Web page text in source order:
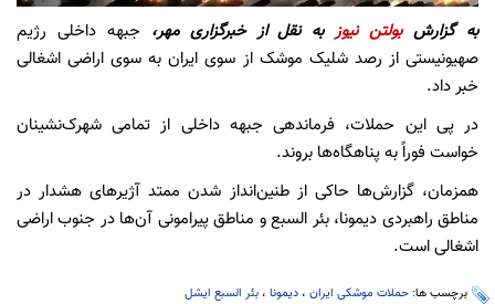
به گزارشبولتن نیوزبه نقل ازخبرگزاری مهر، جبهه داخلی رژیم
صهیونیستی از رصد شلیک موشک از سوی ایران به سوی اراضی اشغالی
خبر داد.
در پی این حملات، فرماندهی جبهه داخلی از تمامی شهرک‌نشینان
خواست فوراً به پناهگاه‌ها بروند.
همزمان، گزارش‌ها حاکی از طنین‌انداز شدن ممتد آژیرهای هشدار در
مناطق راهبردی دیمونا، بئر السبع و مناطق پیرامونی آن‌ها در جنوب اراضی
اشغالی است.
برچسب ها: حملات موشکی ایران ، دیمونا ، بئر السبع ایشل